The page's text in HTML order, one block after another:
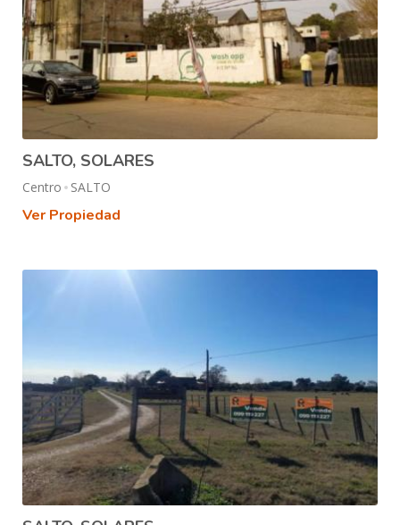
SALTO, SOLARES
Centro SALTO
Ver Propiedad